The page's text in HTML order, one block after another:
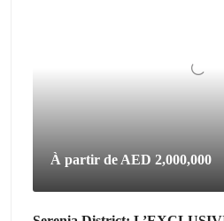
À partir de AED 2,000,000